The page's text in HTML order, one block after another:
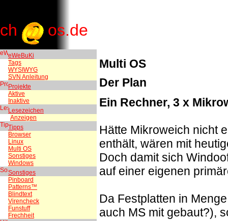
ch os.de
eWeBuKi
Tags
WYSIWYG
SVN Anleitung
Projekte
Aktive
Inaktive
Lesezeichen
Anzeigen
Tipps
Browser
Linux
Multi OS
Sonstiges
Windows
Sonstiges
Pinboard
Patterns™
Blindtext
Virencheck
Funstuff
Frechheit
Multi OS
Der Plan
Ein Rechner, 3 x
Hätte Mikroweich nicht
enthält, wären mit
Doch damit sich
auf einer eigenen
Da Festplatten in
auch MS mit gebaut?),